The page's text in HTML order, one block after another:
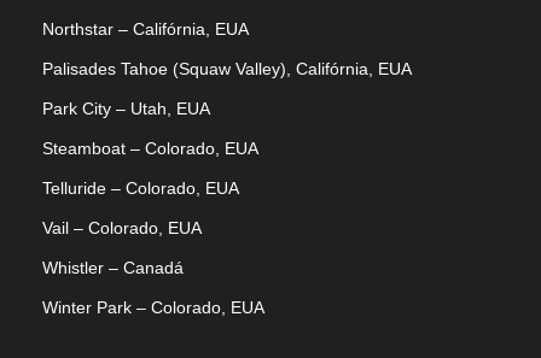
Northstar – Califórnia, EUA
Palisades Tahoe (Squaw Valley), Califórnia, EUA
Park City – Utah, EUA
Steamboat – Colorado, EUA
Telluride – Colorado, EUA
Vail – Colorado, EUA
Whistler – Canadá
Winter Park – Colorado, EUA